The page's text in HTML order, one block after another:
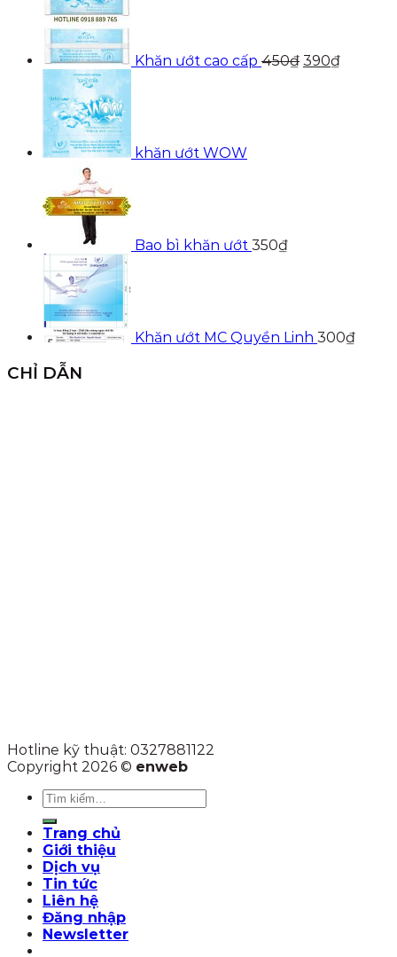
Khăn ướt cao cấp 450₫ 390₫
390₫.
khăn ướt WOW
Bao bì khăn ướt 350₫
Khăn ướt MC Quyền Linh 300₫
CHỈ DẪN
Hotline kỹ thuật: 0327881122
Copyright 2026 © enweb
Tìm
kiếm:
Trang chủ
Giới thiệu
Dịch vụ
Tin tức
Liên hệ
Đăng nhập
Newsletter